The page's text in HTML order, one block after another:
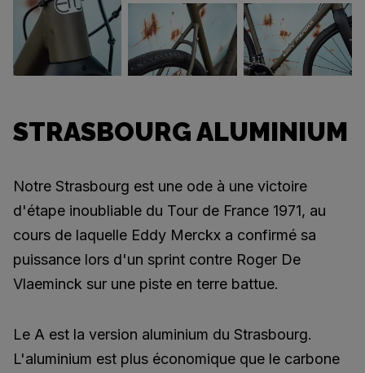
STRASBOURG ALUMINIUM
Notre Strasbourg est une ode à une victoire
d'étape inoubliable du Tour de France 1971, au
cours de laquelle Eddy Merckx a confirmé sa
puissance lors d'un sprint contre Roger De
Vlaeminck sur une piste en terre battue.
Le A est la version aluminium du Strasbourg.
L'aluminium est plus économique que le carbone